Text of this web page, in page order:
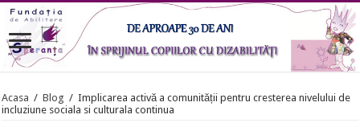
Acasa / Blog / Implicarea activă a comunității pentru cresterea nivelului de
incluziune sociala si culturala continua